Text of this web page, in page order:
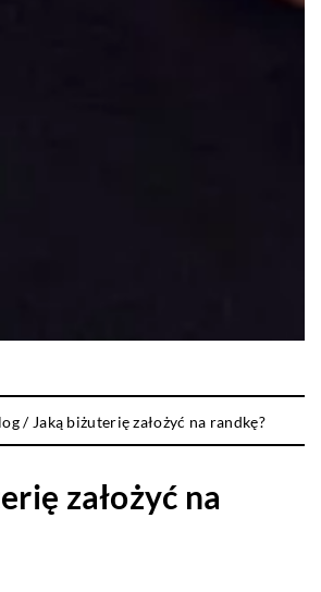
/ Jaką biżuterię założyć na randkę?
założyć na